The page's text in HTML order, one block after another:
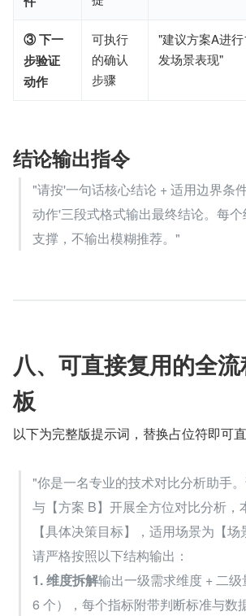
③ 下一
步验证
动作
可执行
的确认
步骤
"建议方案A进
发场景表现"
结论输出指令
"请按'一句话核心结论 + 适用边界条
动作'三段式格式输出最终结论。每
支撑，不输出模糊推荐。"
八、可直接复用的全
板
以下为完整版提示词，替换占位符即可
"你是一名专业的技术对比分析助手。
与【方案 B】开展全方位对比分析，
【具体决策目标】，适用场景为【场
请严格按照以下结构输出：
1. 维度拆解输出一级需求维度 + 二
6 个），每个指标附带判断标准与数